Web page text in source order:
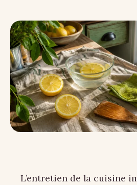
L’entretien de la cuisine